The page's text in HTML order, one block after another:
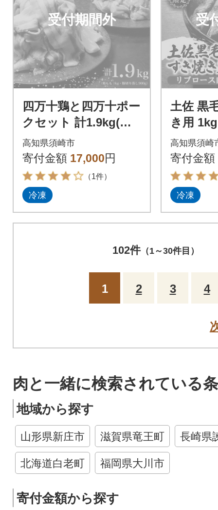
受付期間外
四万十鶏と四万十ポー
クセット 計1.9kg(鶏
もも肉 1kg と 豚肉 ス
ライス 900g)
高知県須崎市
寄付金額 17,000円
（1件）
冷凍
受
土佐 黒
き用
ロース
A4 A5
高知県須崎
寄付金額
冷凍
102件（1～30件目）
1 2 3 4
肉と一緒に検索されている
地域から探す
山形県新庄市 滋賀県竜王町 長崎県
北海道白老町 福岡県大川市
寄付金額から探す